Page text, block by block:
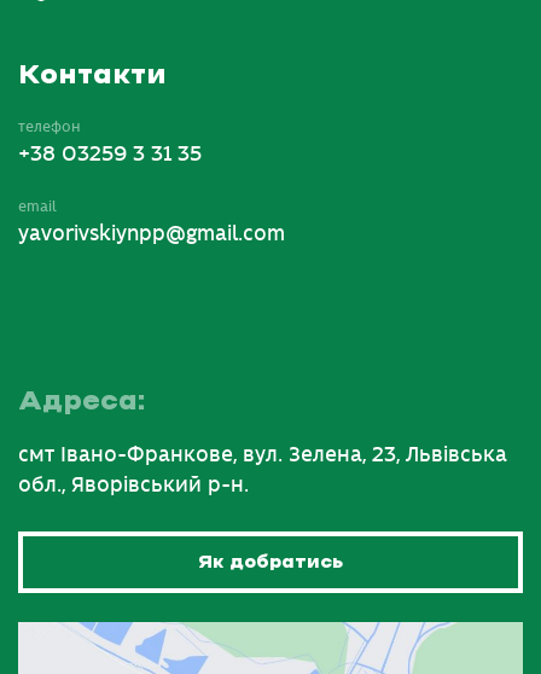
Контакти
телефон
+38 03259 3 31 35
email
yavorivskiynpp@gmail.com
Адреса:
смт Івано-Франкове, вул. Зелена, 23, Львівська
обл., Яворівський р-н.
Як добратись